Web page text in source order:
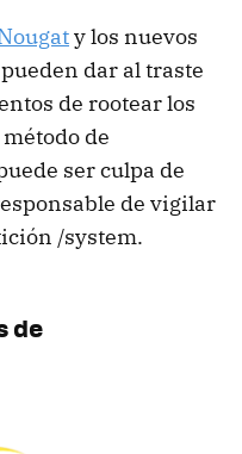
y los nuevos
pueden dar al traste
de rootear los
de
ser culpa de
de vigilar
/system.
de